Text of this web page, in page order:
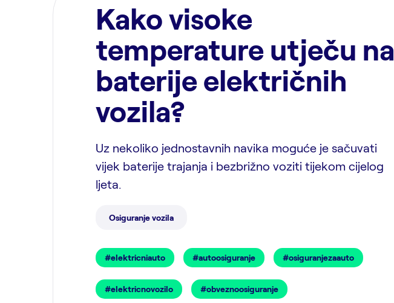
Kako visoke
temperature utječu na
baterije električnih
vozila?
Uz nekoliko jednostavnih navika moguće je sačuvati
vijek baterije trajanja i bezbrižno voziti tijekom cijelog
ljeta.
Osiguranje vozila
#elektricniauto #autoosiguranje #osiguranjezaauto
#elektricnovozilo #obveznoosiguranje